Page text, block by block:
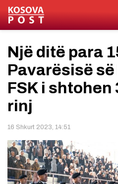
Një ditë para
Pavarësisë
FSK i shtohen
rinj
16 Shkurt 2023, 14:51